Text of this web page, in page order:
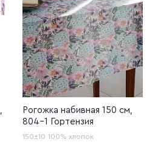
Рогожка набивная 150 см,
804-1 Гортензия
150±10 100% хлопок